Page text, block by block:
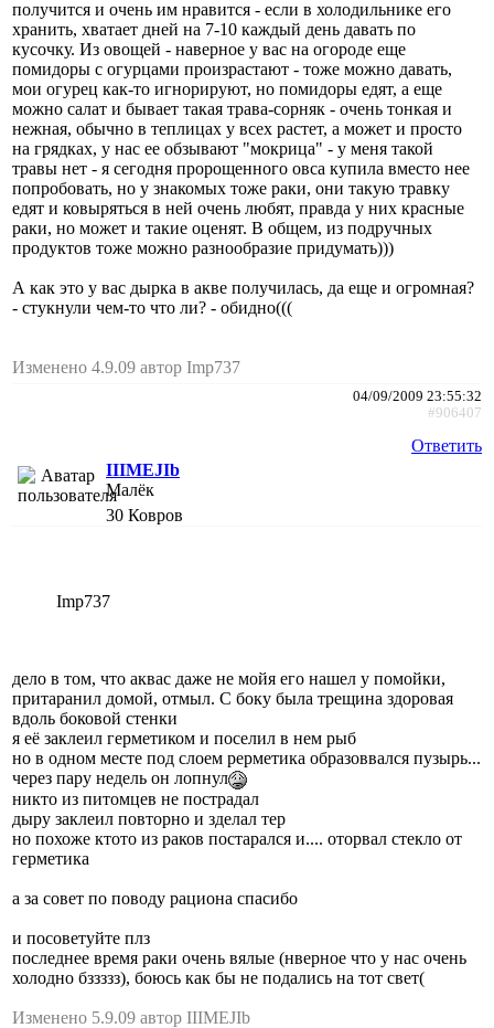
получится и очень им нравится - если в холодильнике его
хранить, хватает дней на 7-10 каждый день давать по
кусочку. Из овощей - наверное у вас на огороде еще
помидоры с огурцами произрастают - тоже можно давать,
мои огурец как-то игнорируют, но помидоры едят, а еще
можно салат и бывает такая трава-сорняк - очень тонкая и
нежная, обычно в теплицах у всех растет, а может и просто
на грядках, у нас ее обзывают "мокрица" - у меня такой
травы нет - я сегодня пророщенного овса купила вместо нее
попробовать, но у знакомых тоже раки, они такую травку
едят и ковыряться в ней очень любят, правда у них красные
раки, но может и такие оценят. В общем, из подручных
продуктов тоже можно разнообразие придумать)))
А как это у вас дырка в акве получилась, да еще и огромная?
- стукнули чем-то что ли? - обидно(((
Изменено 4.9.09 автор Imp737
04/09/2009 23:55:32
#906407
Ответить
IIIMEJIb
Малёк
30 Ковров
Imp737
дело в том, что аквас даже не мойя его нашел у помойки,
притаранил домой, отмыл. С боку была трещина здоровая
вдоль боковой стенки
я её заклеил герметиком и поселил в нем рыб
но в одном месте под слоем рерметика образоввался пузырь...
через пару недель он лопнул
никто из питомцев не пострадал
дыру заклеил повторно и зделал тер
но похоже ктото из раков постарался и.... оторвал стекло от
герметика
а за совет по поводу рациона спасибо
и посоветуйте плз
последнее время раки очень вялые (нверное что у нас очень
холодно бззззз), боюсь как бы не подались на тот свет(
Изменено 5.9.09 автор IIIMEJIb